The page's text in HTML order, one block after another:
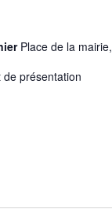
Place de la
présentation